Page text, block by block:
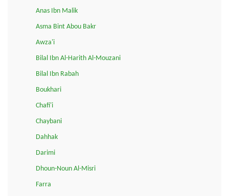
Anas Ibn Malik
Asma Bint Abou Bakr
Awza'i
Bilal Ibn Al-Harith Al-Mouzani
Bilal Ibn Rabah
Boukhari
Chafi'i
Chaybani
Dahhak
Darimi
Dhoun-Noun Al-Misri
Farra